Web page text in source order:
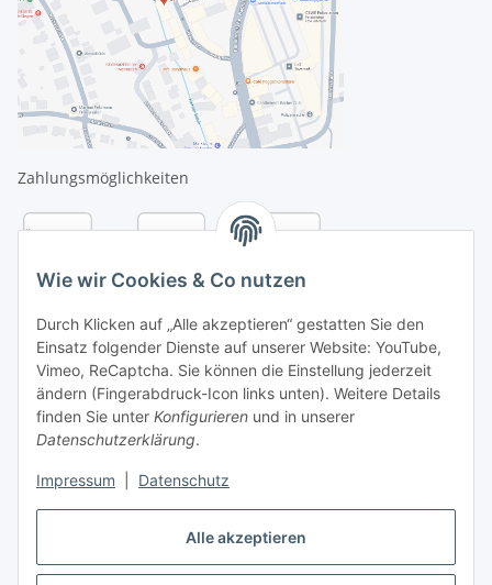
Alle akzeptieren
Wie wir Cookies & Co nutzen
Durch Klicken auf „Alle akzeptieren“ gestatten Sie den
Einsatz folgender Dienste auf unserer Website: YouTube,
Vimeo, ReCaptcha. Sie können die Einstellung jederzeit
ändern (Fingerabdruck-Icon links unten). Weitere Details
finden Sie unter Konfigurieren und in unserer
Datenschutzerklärung.
Impressum Datenschutz
Zahlungsmöglichkeiten